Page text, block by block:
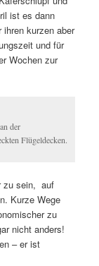
ist es dann
kurzen aber
und für
Wochen zur
der
Flügeldecken.
zu sein, auf
Kurze Wege
zu
nicht anders!
– er ist